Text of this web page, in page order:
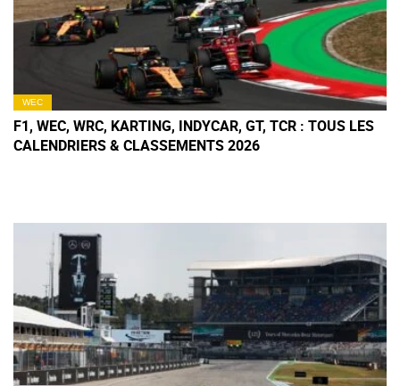
WEC
F1, WEC, WRC, KARTING, INDYCAR, GT, TCR : TOUS LES
CALENDRIERS & CLASSEMENTS 2026